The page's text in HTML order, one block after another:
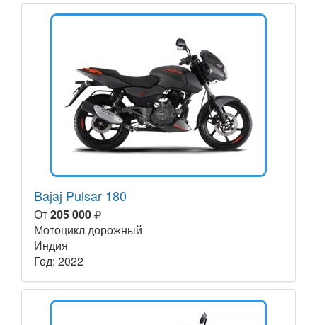
Bajaj Pulsar 180
От205 000
Мотоцикл дорожный
Индия
Год: 2022